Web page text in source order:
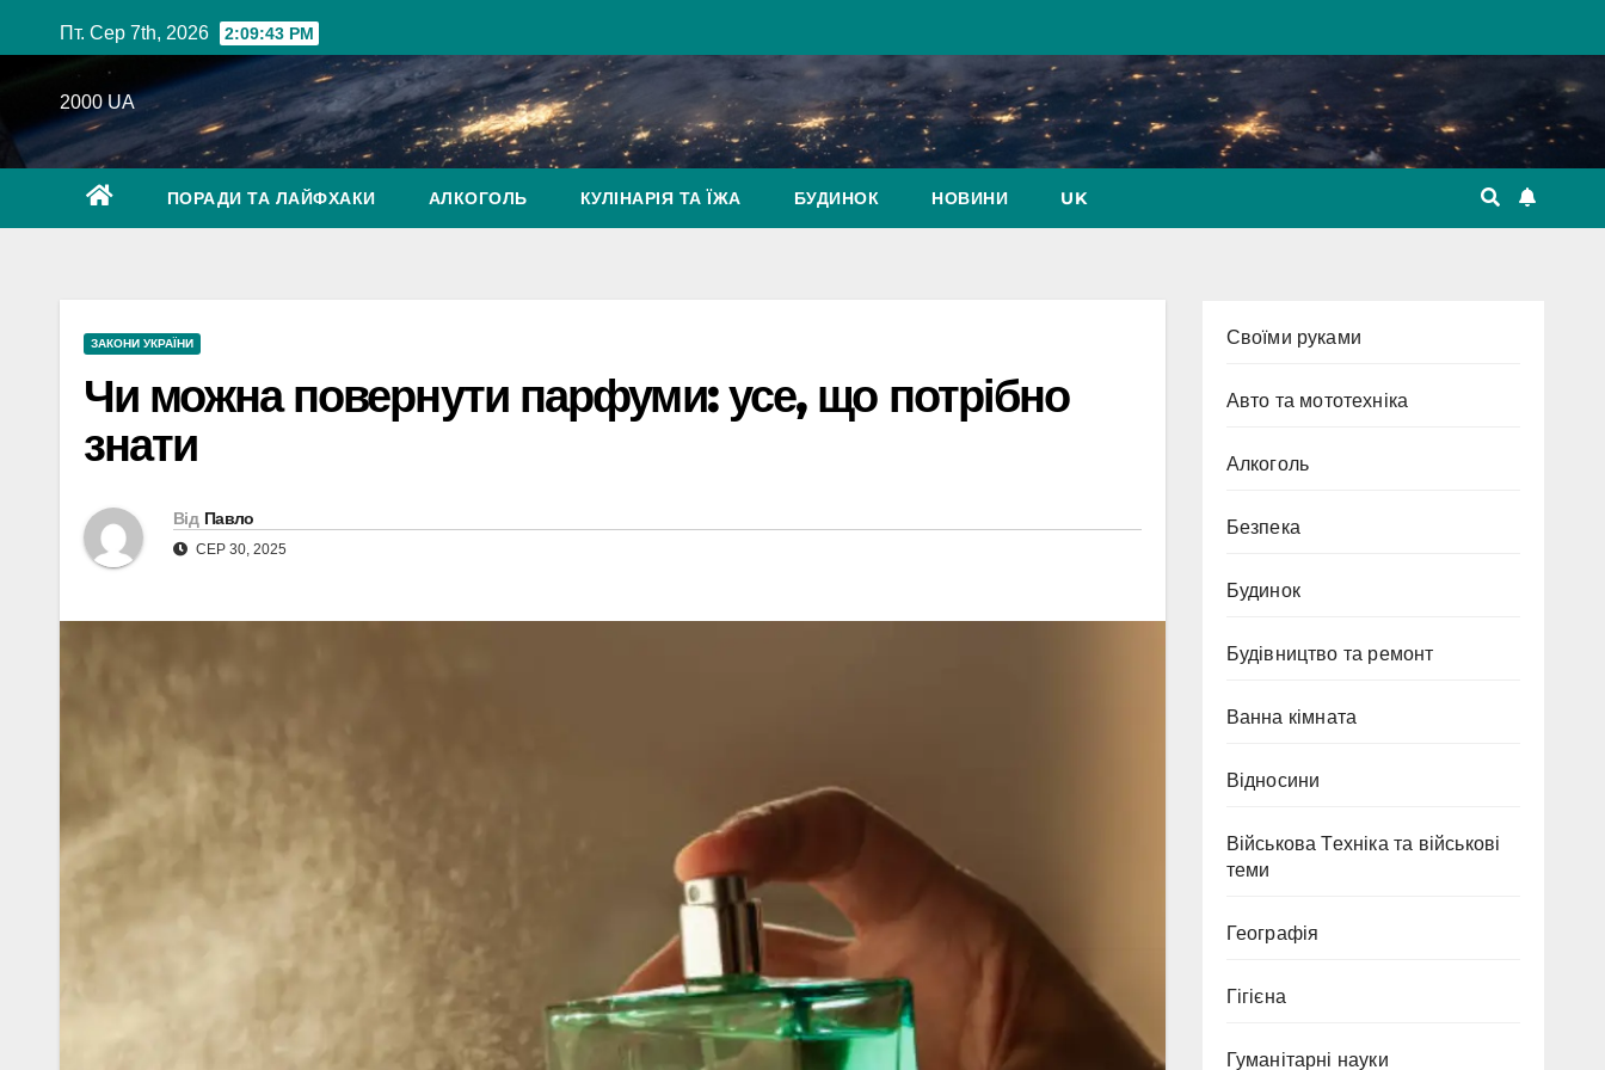
до
Пт. Сер 7th, 2026 2:09:45 PM
2000 UA
ПОРАДИ ТА ЛАЙФХАКИ АЛКОГОЛЬ КУЛІНАРІЯ ТА ЇЖА БУДИНОК НОВИНИ UK
ЗАКОНИ УКРАЇНИ
Чи можна повернути парфуми: усе, що потрібно
знати
Від Павло
СЕР 30, 2025
Cвоїми руками
Авто та мототехніка
Алкоголь
Безпека
Будинок
Будівництво та ремонт
Ванна кімната
Відносини
Військова Техніка та військові
теми
Географія
Гігієна
Гуманітарні науки